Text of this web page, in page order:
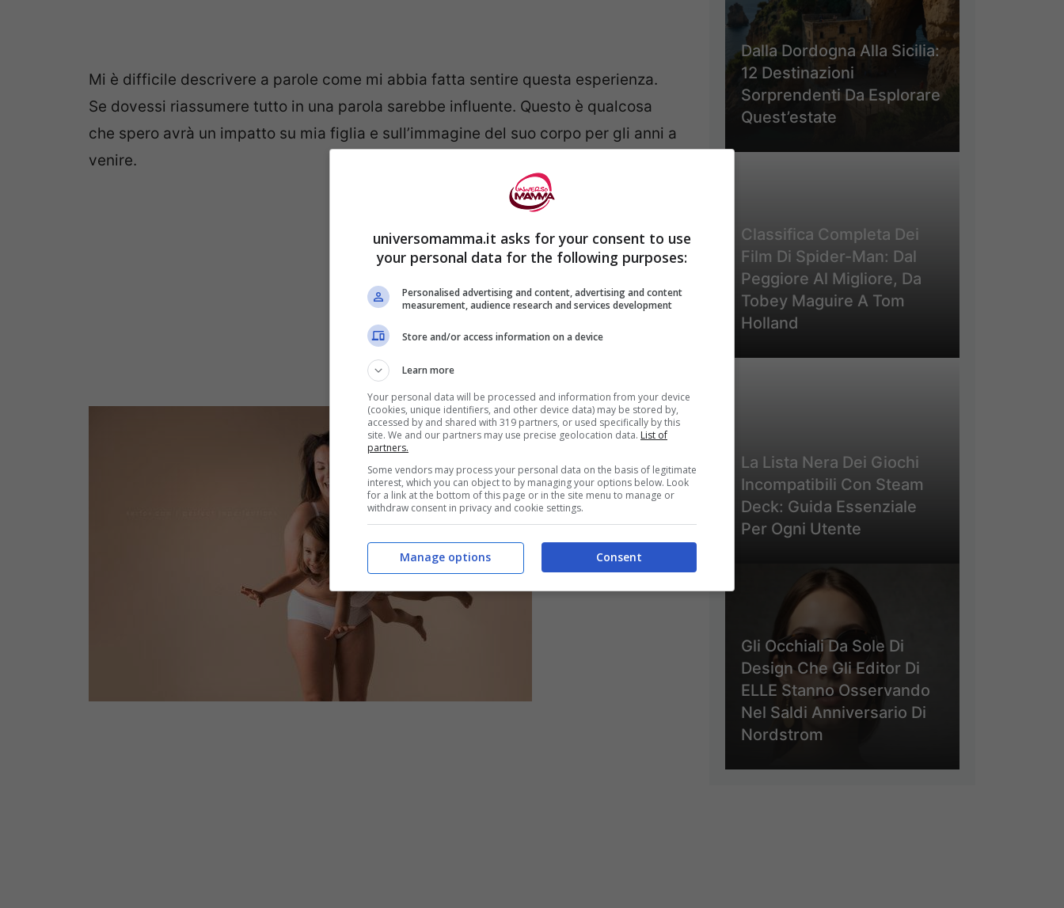
Mi è difficile descrivere a parole come mi abbia fatta sentire questa esperienza.
Se dovessi riassumere tutto in una parola sarebbe influente. Questo è qualcosa
che spero avrà un impatto su mia figlia e sull’immagine del suo corpo per gli anni a
venire.
Dalla Dordogna Alla Sicilia:
12 Destinazioni
Sorprendenti Da Esplorare
Quest’estate
Classifica Completa Dei
Film Di Spider-Man: Dal
Peggiore Al Migliore, Da
Tobey Maguire A Tom
Holland
La Lista Nera Dei Giochi
Incompatibili Con Steam
Deck: Guida Essenziale
Per Ogni Utente
Gli Occhiali Da Sole Di
Design Che Gli Editor Di
ELLE Stanno Osservando
Nel Saldi Anniversario Di
Nordstrom
universomamma.it asks for your consent to use
your personal data for the following purposes:
Personalised advertising and content, advertising and content
measurement, audience research and services development
Store and/or access information on a device
Learn more
Your personal data will be processed and information from your device
(cookies, unique identifiers, and other device data) may be stored by,
accessed by and shared with 319 partners, or used specifically by this
site. We and our partners may use precise geolocation data. List of
partners.
Some vendors may process your personal data on the basis of legitimate
interest, which you can object to by managing your options below. Look
for a link at the bottom of this page or in the site menu to manage or
withdraw consent in privacy and cookie settings.
Consent
Manage options